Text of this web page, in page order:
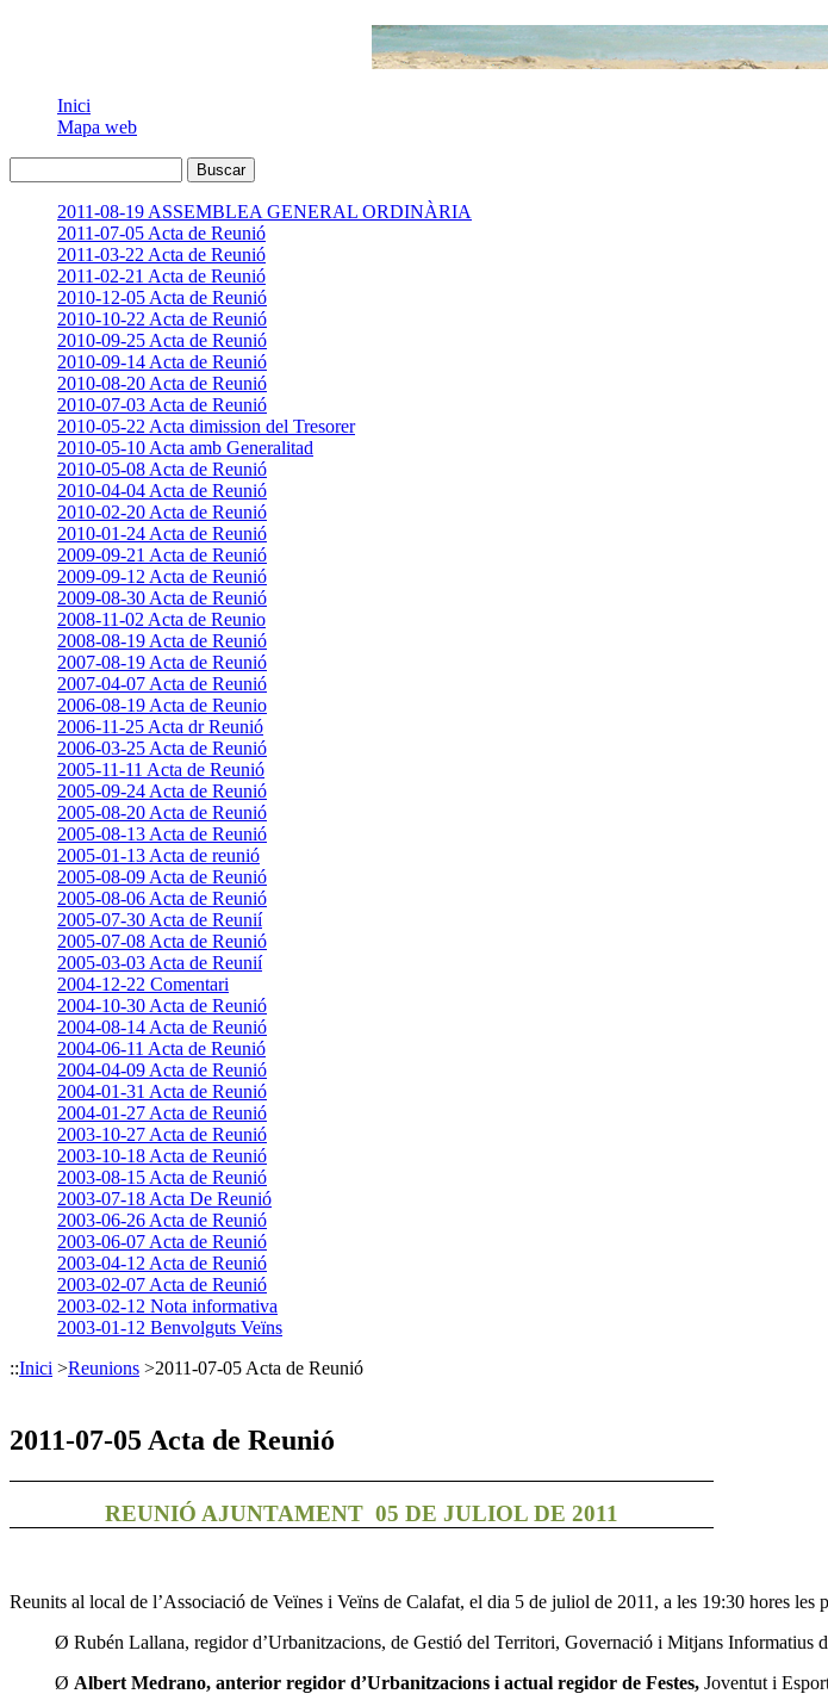
Inici
Mapa web
2011-08-19 ASSEMBLEA GENERAL ORDINÀRIA
2011-07-05 Acta de Reunió
2011-03-22 Acta de Reunió
2011-02-21 Acta de Reunió
2010-12-05 Acta de Reunió
2010-10-22 Acta de Reunió
2010-09-25 Acta de Reunió
2010-09-14 Acta de Reunió
2010-08-20 Acta de Reunió
2010-07-03 Acta de Reunió
2010-05-22 Acta dimission del Tresorer
2010-05-10 Acta amb Generalitad
2010-05-08 Acta de Reunió
2010-04-04 Acta de Reunió
2010-02-20 Acta de Reunió
2010-01-24 Acta de Reunió
2009-09-21 Acta de Reunió
2009-09-12 Acta de Reunió
2009-08-30 Acta de Reunió
2008-11-02 Acta de Reunio
2008-08-19 Acta de Reunió
2007-08-19 Acta de Reunió
2007-04-07 Acta de Reunió
2006-08-19 Acta de Reunio
2006-11-25 Acta dr Reunió
2006-03-25 Acta de Reunió
2005-11-11 Acta de Reunió
2005-09-24 Acta de Reunió
2005-08-20 Acta de Reunió
2005-08-13 Acta de Reunió
2005-01-13 Acta de reunió
2005-08-09 Acta de Reunió
2005-08-06 Acta de Reunió
2005-07-30 Acta de Reunií
2005-07-08 Acta de Reunió
2005-03-03 Acta de Reunií
2004-12-22 Comentari
2004-10-30 Acta de Reunió
2004-08-14 Acta de Reunió
2004-06-11 Acta de Reunió
2004-04-09 Acta de Reunió
2004-01-31 Acta de Reunió
2004-01-27 Acta de Reunió
2003-10-27 Acta de Reunió
2003-10-18 Acta de Reunió
2003-08-15 Acta de Reunió
2003-07-18 Acta De Reunió
2003-06-26 Acta de Reunió
2003-06-07 Acta de Reunió
2003-04-12 Acta de Reunió
2003-02-07 Acta de Reunió
2003-02-12 Nota informativa
2003-01-12 Benvolguts Veïns
::Inici >Reunions >2011-07-05 Acta de Reunió
2011-07-05 Acta de Reunió
REUNIÓ AJUNTAMENT 05 DE JULIOL DE 2011
Reunits al local de l’Associació de Veïnes i Veïns de Calafat, el dia 5 de juliol de 2011, a les 19:30 hores les
Ø Rubén Lallana, regidor d’Urbanitzacions, de Gestió del Territori, Governació i Mitjans Informatius
Ø Albert Medrano, anterior regidor d’Urbanitzacions i actual regidor de Festes,Joventut i